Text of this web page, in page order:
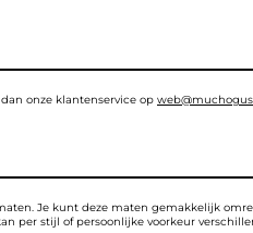
onze klantenservice op
Je kunt deze maten gemakkelijk
per stijl of persoonlijke voorkeur